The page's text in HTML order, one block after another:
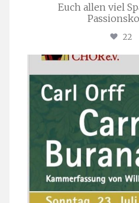
Euch allen viel
22